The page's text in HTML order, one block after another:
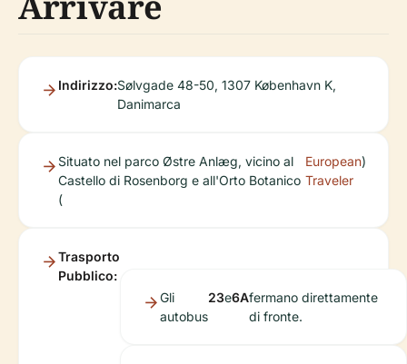
Indirizzo:Sølvgade 48-50, 1307 København K,
Danimarca
Situato nel parco Østre Anlæg, vicino al
Castello di Rosenborg e all'Orto Botanico
(
European
Traveler
)
Trasporto
Pubblico:
Gli
autobus
23e6Afermano direttamente
di fronte.